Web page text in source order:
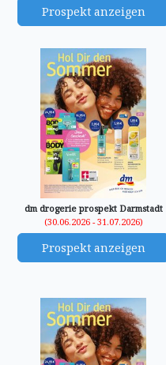
Prospekt anzeigen
dm drogerie prospekt Darmstadt
(30.06.2026 - 31.07.2026)
Prospekt anzeigen